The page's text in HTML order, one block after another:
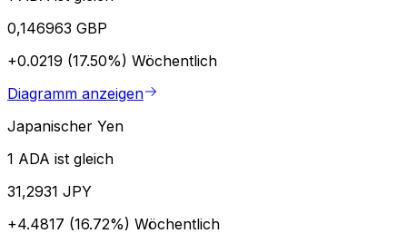
0,146963 GBP
+0.0219 (17.50%) Wöchentlich
Diagramm anzeigen
Japanischer Yen
1 ADA ist gleich
31,2931 JPY
+4.4817 (16.72%) Wöchentlich